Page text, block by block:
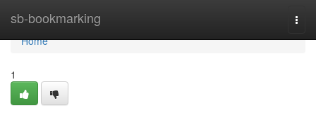
sb-bookmarking
Home
Home
1